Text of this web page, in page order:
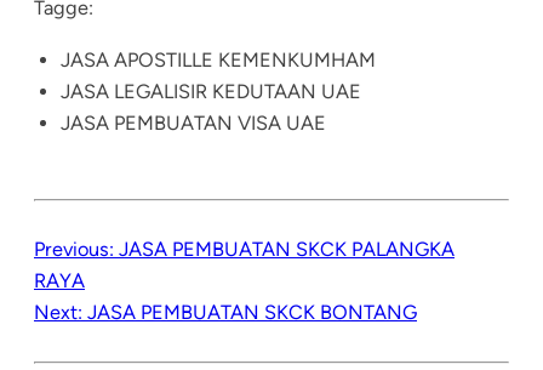
Tagge:
JASA APOSTILLE KEMENKUMHAM
JASA LEGALISIR KEDUTAAN UAE
JASA PEMBUATAN VISA UAE
Previous: JASA PEMBUATAN SKCK PALANGKA
RAYA
Next: JASA PEMBUATAN SKCK BONTANG